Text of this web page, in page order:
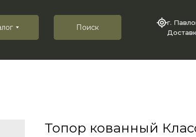
г.
Поиск
Топор кованный